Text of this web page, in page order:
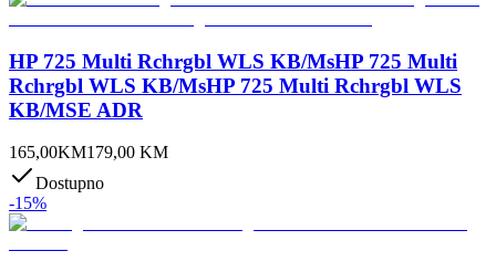
HP 725 Multi Rchrgbl WLS KB/MsHP 725 Multi
Rchrgbl WLS KB/MsHP 725 Multi Rchrgbl WLS
KB/MSE ADR
165,00KM179,00 KM
Dostupno
-15%